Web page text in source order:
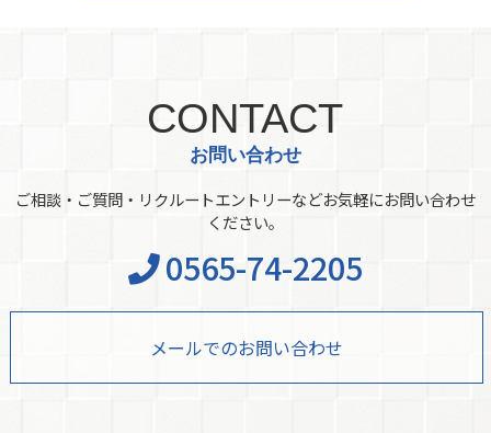
CONTACT
お問い合わせ
ご相談・ご質問・リクルートエントリーなどお気軽にお問い合わせ
ください。
0565-74-2205
メールでのお問い合わせ